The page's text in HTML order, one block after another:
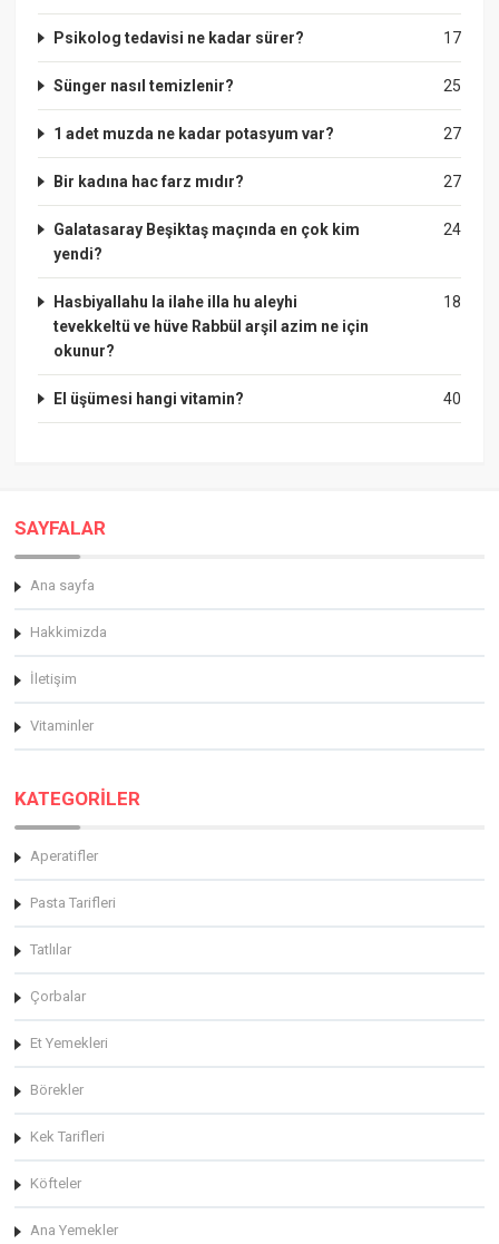
17
Psikolog tedavisi ne kadar sürer?
25
Sünger nasıl temizlenir?
27
1 adet muzda ne kadar potasyum var?
27
Bir kadına hac farz mıdır?
24
Galatasaray Beşiktaş maçında en çok kim
yendi?
18
Hasbiyallahu la ilahe illa hu aleyhi
tevekkeltü ve hüve Rabbül arşil azim ne için
okunur?
40
El üşümesi hangi vitamin?
SAYFALAR
Ana sayfa
Hakkimizda
İletişim
Vitaminler
KATEGORİLER
Aperatifler
Pasta Tarifleri
Tatlılar
Çorbalar
Et Yemekleri
Börekler
Kek Tarifleri
Köfteler
Ana Yemekler